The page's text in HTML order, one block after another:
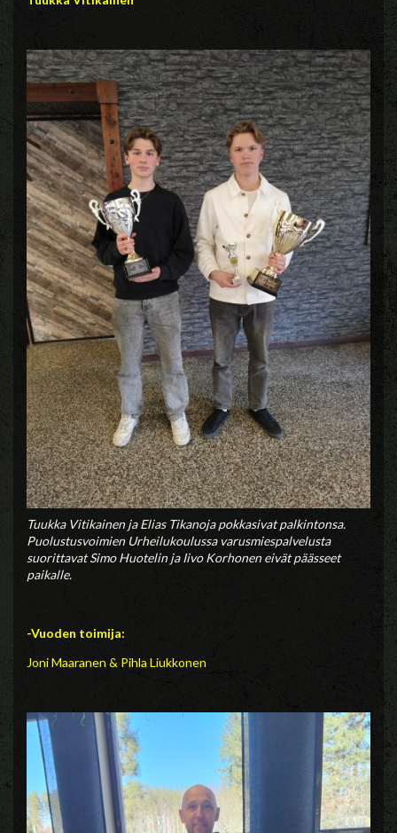
Tuukka Vitikainen ja Elias Tikanoja pokkasivat palkintonsa.
Puolustusvoimien Urheilukoulussa varusmiespalvelusta
suorittavat Simo Huotelin ja Iivo Korhonen eivät päässeet
paikalle.
-Vuoden toimija:
Joni Maaranen & Pihla Liukkonen